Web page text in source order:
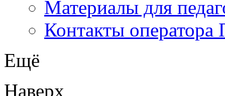
Материалы для
Контакты оператора
Ещё
Наверх